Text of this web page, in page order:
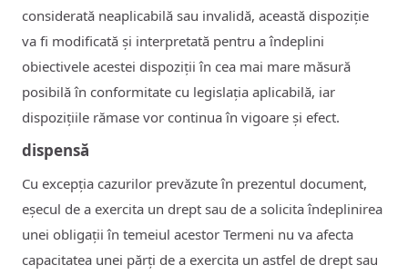
considerată neaplicabilă sau invalidă, această dispoziție
va fi modificată și interpretată pentru a îndeplini
obiectivele acestei dispoziții în cea mai mare măsură
posibilă în conformitate cu legislația aplicabilă, iar
dispozițiile rămase vor continua în vigoare și efect.
dispensă
Cu excepția cazurilor prevăzute în prezentul document,
eșecul de a exercita un drept sau de a solicita îndeplinirea
unei obligații în temeiul acestor Termeni nu va afecta
capacitatea unei părți de a exercita un astfel de drept sau